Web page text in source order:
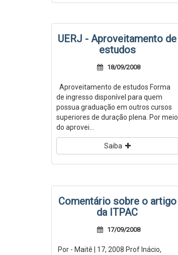
UERJ - Aproveitamento de
estudos
18/09/2008
Aproveitamento de estudos Forma
de ingresso disponível para quem
possua graduação em outros cursos
superiores de duração plena. Por meio
do aprovei...
Saiba
Comentário sobre o artigo
da ITPAC
17/09/2008
Por - Maitê | 17, 2008 Prof Inácio,